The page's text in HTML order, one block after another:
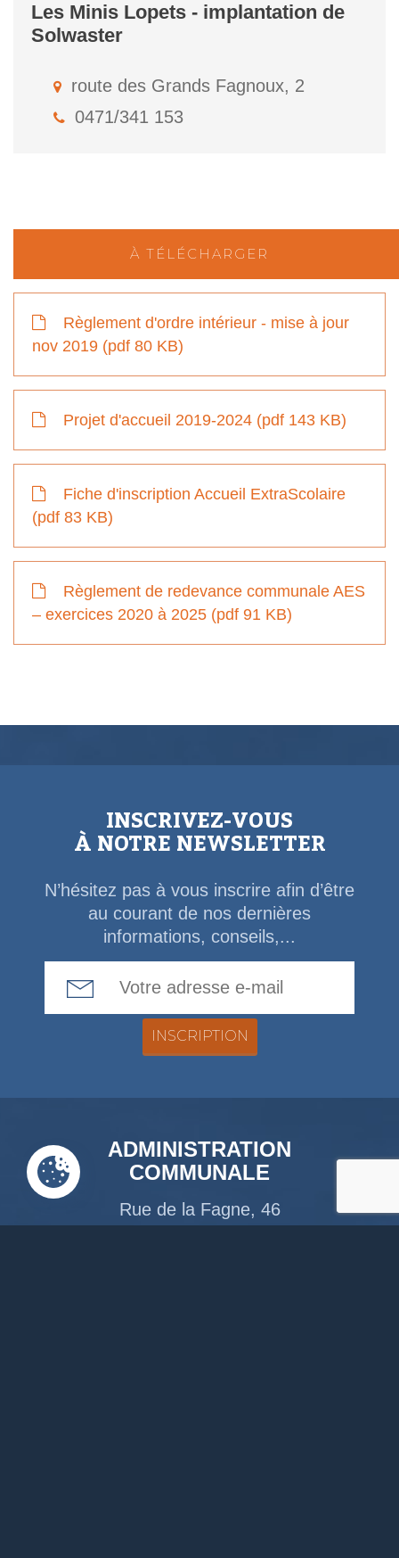
Les Minis Lopets - implantation de
Solwaster
route des Grands Fagnoux, 2
0471/341 153
À TÉLÉCHARGER
Règlement d'ordre intérieur - mise à jour
nov 2019 (pdf 80 KB)
Projet d'accueil 2019-2024 (pdf 143 KB)
Fiche d'inscription Accueil ExtraScolaire
(pdf 83 KB)
Règlement de redevance communale AES
– exercices 2020 à 2025 (pdf 91 KB)
INSCRIVEZ-VOUS
À NOTRE NEWSLETTER
N’hésitez pas à vous inscrire afin d’être
au courant de nos dernières
informations, conseils,...
ADMINISTRATION
COMMUNALE
Rue de la Fagne, 46